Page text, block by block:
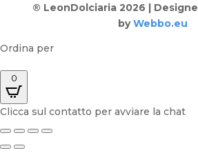
® LeonDolciaria 2026 |
by Webbo.eu
Ordina per
0
Clicca sul contatto per avviare la chat